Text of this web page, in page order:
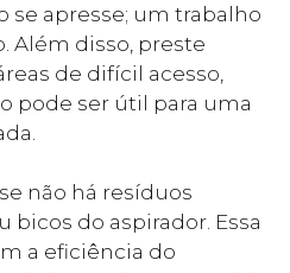
se apresse; um trabalho
Além disso, preste
de difícil acesso,
pode ser útil para uma
não há resíduos
bicos do aspirador. Essa
a eficiência do